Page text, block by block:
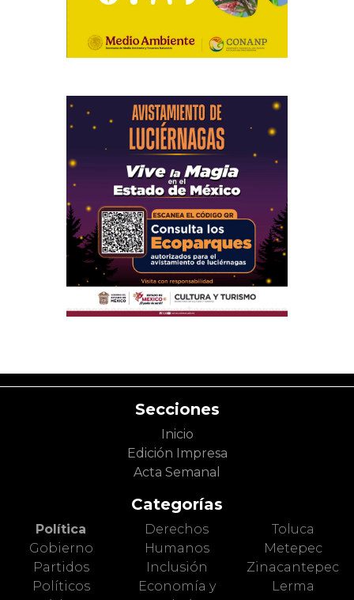
Secciones
Inicio
Edición Impresa
Acta Semanal
Categorías
Política
Gobierno
Partidos
Políticos
Derechos
Humanos
Inclusión
Economía y
Toluca
Metepec
Zinacantepec
Lerma